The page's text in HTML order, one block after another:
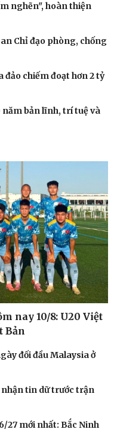
chuyện thời sự
truyện đêm khuya
sổ tình yêu
chuyện cho bé
giống tâm hồn
nghẽn", hoàn thiện
Chỉ đạo phòng, chống
đảo chiếm đoạt hơn 2 tỷ
năm bản lĩnh, trí tuệ và
nay 10/8: U20 Việt
Bản
đối đầu Malaysia ở
tin dữ trước trận
27 mới nhất: Bắc Ninh